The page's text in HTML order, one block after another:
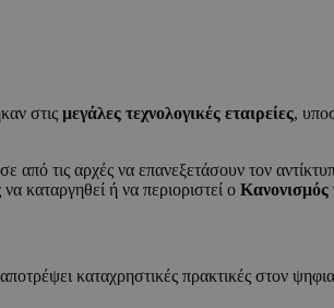
στις μεγάλες τεχνολογικές εταιρείες,
από τις αρχές να επανεξετάσουν τον
να καταργηθεί ή να περιοριστεί ο Κανονισμός
καταχρηστικές πρακτικές στον